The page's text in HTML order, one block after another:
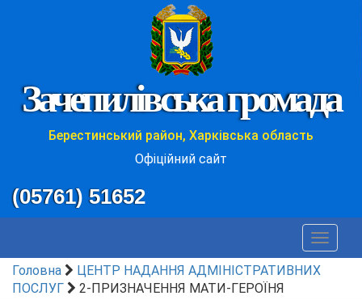
Зачепилівська громада
Берестинський район, Харківська область
Офіційний сайт
(05761) 51652
Toggle
Головна
ЦЕНТР НАДАННЯ АДМІНІСТРАТИВНИХ
ПОСЛУГ
2-ПРИЗНАЧЕННЯ МАТИ-ГЕРОЇНЯ